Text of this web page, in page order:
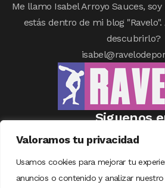
Valoramos tu privacidad
Usamos cookies para mejorar tu
anuncios o contenido y analizar
Me llamo Isabel Arroyo Sauces,
estás dentro de mi blog
descubrirlo?
Siguenos